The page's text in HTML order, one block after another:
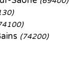
(74200)